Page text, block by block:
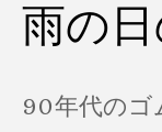
雨の
90年代のゴ